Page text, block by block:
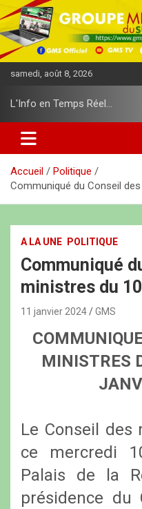
l
l
e
r
o
t
samedi, août 8, 2026
L'Info en Temps Réel…
Accueil
Politique
Communiqué du Conseil
A LA UNE POLITIQUE
Communiqué
ministres du
11 janvier 2024 GMS
MINISTRES
Le Conseil des
ce mercredi
Palais de la
présidence du